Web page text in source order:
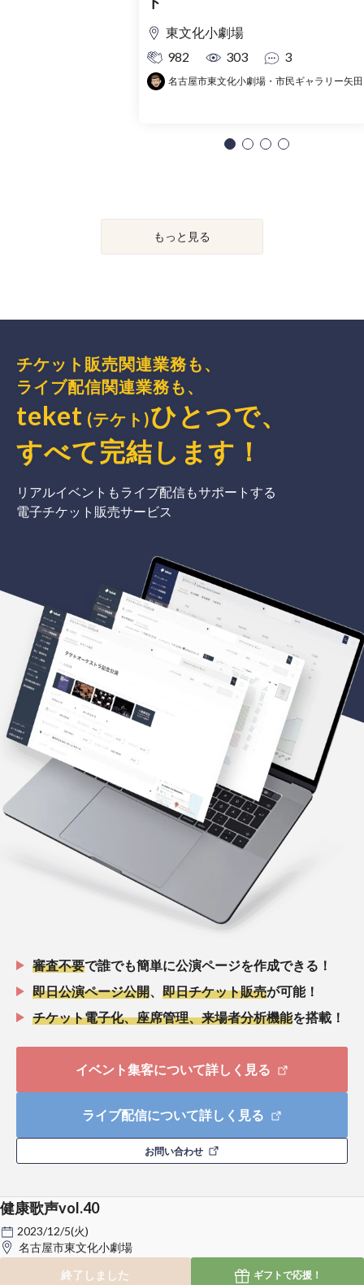
東文化小劇場
982
303 3
名古屋市東文化小劇場・市民ギャラリー矢田
もっと見る
チケット販売関連業務も、
ライブ配信関連業務も、
teket (テケト)ひとつで、
すべて完結 します ！
リアルイベントもライブ配信もサポートする
電子チケット販売サービス
審査不要で誰でも簡単に公演ページを作成できる！
即日公演ページ公開、 即日チケット販売が可能！
チケット電子化、座席管理、来場者分析機能を搭載！
イベント集客について詳しく見る
ライブ配信について詳しく見る
お問い合わせ
健康歌声vol.40
2023/12/5(火)
名古屋市東文化小劇場
終了しました
ギフトで応援！